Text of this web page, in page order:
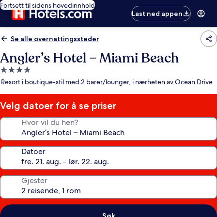
Fortsett til sidens hovedinnhold
Last ned appen
Se alle overnattingssteder
Angler’s Hotel – Miami Beach
Overnattingssted
med
stjerner
Resort i boutique-stil med 2 barer/lounger, i nærheten av Ocean Drive
Velg datoer for å se priser
Hvor vil du hen?
Datoer
Gjester